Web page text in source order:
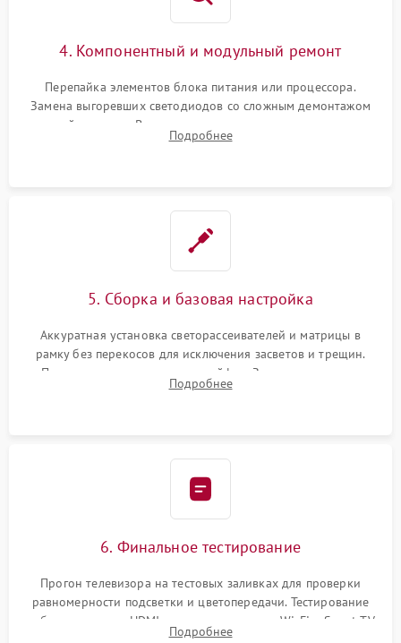
4. Компонентный и модульный ремонт
Перепайка элементов блока питания или процессора.
Замена выгоревших светодиодов со сложным демонтажом
хрупкой матрицы. Восстановление поврежденных дорожек,
прошивка микросхем памяти EEPROM
Подробнее
5. Сборка и базовая настройка
Аккуратная установка светорассеивателей и матрицы в
рамку без перекосов для исключения засветов и трещин.
Подключение внутренних шлейфов. Закрытие корпуса.
Сброс настроек и обновление программного обеспечения.
Подробнее
6. Финальное тестирование
Прогон телевизора на тестовых заливках для проверки
равномерности подсветки и цветопередачи. Тестирование
работы разъемов HDMI, динамиков, модуля Wi-Fi и Smart TV
в рабочем режиме в течение нескольких часов.
Подробнее